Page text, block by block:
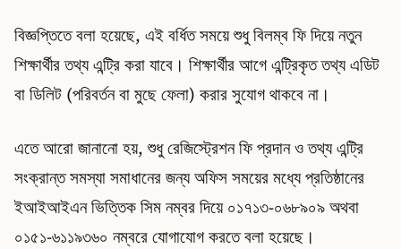
বিজ্ঞপ্তিতে বলা হয়েছে, এই বর্ধিত সময়ে শুধু বিলম্ব ফি দিয়ে নতুন
শিক্ষার্থীর তথ্য এন্ট্রি করা যাবে। শিক্ষার্থীর আগে এন্ট্রিকৃত তথ্য এডিট
বা ডিলিট (পরিবর্তন বা মুছে ফেলা) করার সুযোগ থাকবে না।
এতে আরো জানানো হয়, শুধু রেজিস্ট্রেশন ফি প্রদান ও তথ্য এন্ট্রি
সংক্রান্ত সমস্যা সমাধানের জন্য অফিস সময়ের মধ্যে প্রতিষ্ঠানের
ইআইআইএন ভিত্তিক সিম নম্বর দিয়ে ০১৭১৩-০৬৮৯০৯ অথবা
০১৫১-৬১১৯৩৬০ নম্বরে যোগাযোগ করতে বলা হয়েছে।